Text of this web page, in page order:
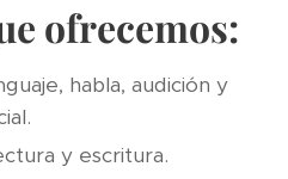
ofrecemos:
habla, audición y
y escritura.